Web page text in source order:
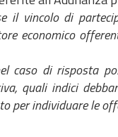
il vincolo di
economico
caso di risposta
quali indici
per individuare le